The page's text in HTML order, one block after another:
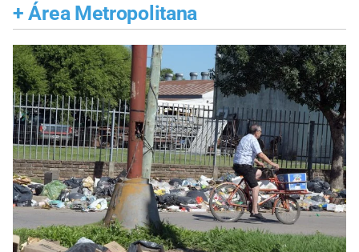
+ Área Metropolitana